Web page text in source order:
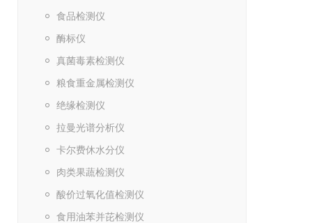
食品检测仪
酶标仪
真菌毒素检测仪
粮食重金属检测仪
绝缘检测仪
拉曼光谱分析仪
卡尔费休水分仪
肉类果蔬检测仪
酸价过氧化值检测仪
食用油苯并芘检测仪